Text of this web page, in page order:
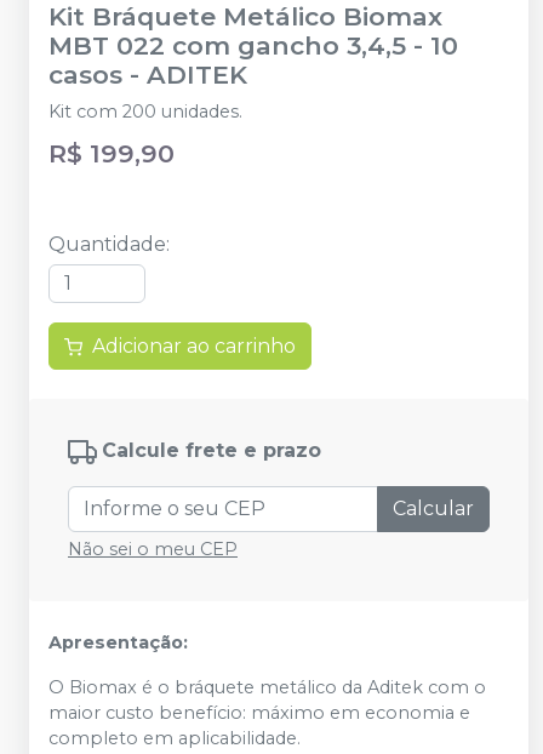
Kit Bráquete Metálico Biomax
MBT 022 com gancho 3,4,5 - 10
casos - ADITEK
Kit com 200 unidades.
R$ 199,90
Quantidade:
Adicionar ao carrinho
Calcule frete e prazo
Calcular
Não sei o meu CEP
Apresentação:
O Biomax é o bráquete metálico da Aditek com o
maior custo benefício: máximo em economia e
completo em aplicabilidade.